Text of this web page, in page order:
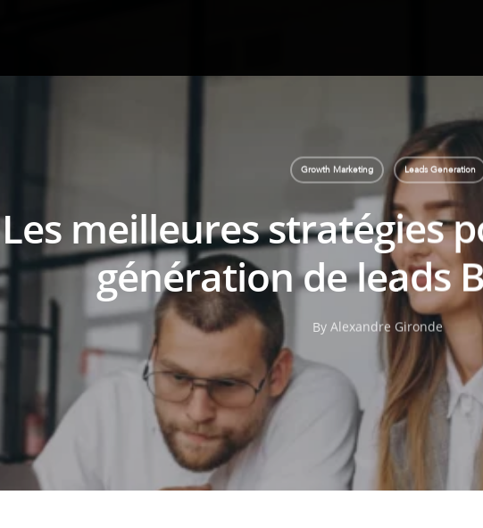
Growth Marketing Leads Generation
Les meilleures stratégies
génération de leads
By Alexandre Gironde